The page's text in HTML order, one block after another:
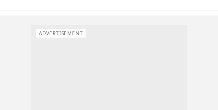
ADVERTISEMENT